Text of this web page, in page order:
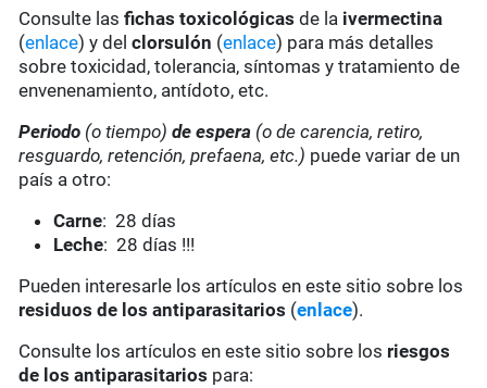
Consulte lasfichas toxicológicas de la ivermectina
(enlace) y del clorsulón (enlace) para más detalles
sobre toxicidad, tolerancia, síntomas y tratamiento de
envenenamiento, antídoto, etc.
Periodo (o tiempo) de espera (o de carencia, retiro,
resguardo, retención, prefaena, etc.) puede variar de un
país a otro:
Carne: 28 días
Leche: 28 días !!!
Pueden interesarle los artículos en este sitio sobre los
residuos de los antiparasitarios (enlace).
Consulte los artículos en este sitio sobre los riesgos
de los antiparasitarios para: